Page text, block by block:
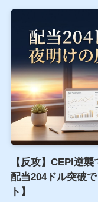
【反攻】CEPI逆
配当204ドル突破
ト】